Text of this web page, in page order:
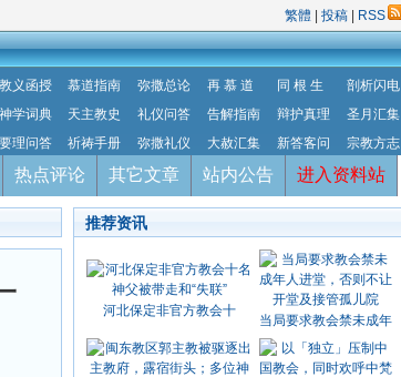
繁體 投稿 RSS
教义函授 慕道指南 弥撒总论 再 慕 道 同 根 生
剖析闪电
神学词典 天主教史 礼仪问答 告解指南 辩护真理
圣月汇集
要理问答 祈祷手册 弥撒礼仪 大赦汇集 新答客问 宗教方志
热点评论 其它文章 站内公告 进入资料站
推荐资讯
河北保定非官方教会十
当局要求教会禁未成年